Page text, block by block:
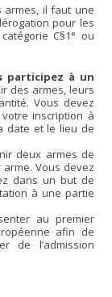
armes, il faut une
pour les
C§1° ou
participez à un
des armes, leurs
Vous devez
inscription à
date et le lieu de
deux armes de
arme. Vous devez
dans un but de
à une partie
au premier
afin de
de l’admission